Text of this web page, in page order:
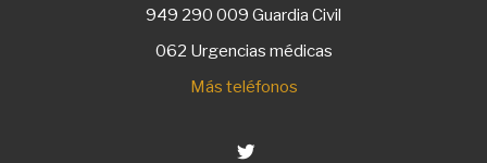
949 290 009 Guardia Civil
062 Urgencias médicas
Más teléfonos